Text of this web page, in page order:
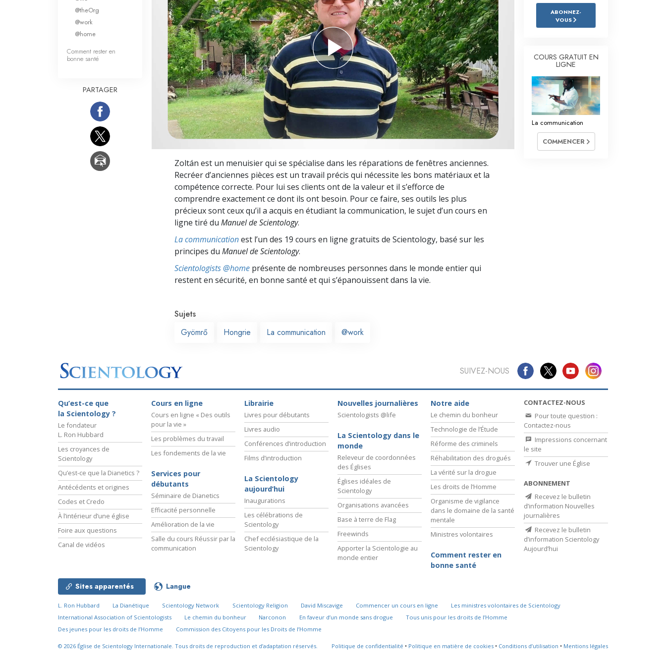
Qu’est-ce que la grandeur ? L’échelle des tons émotionnels
Réponses aux drogues
Les enfants
Des outils pour le monde du travail
L’éthique et les conditions
La raison de l’oppression
Les investigations
Les fondements de l’organisation
Zoltán est un menuisier qui se spécialise dans les réparations de fenêtres anciennes.
Recréer d’anciennes pièces est un travail précis qui nécessite les bons matériaux et la
compétence correcte. Pour lui ses clients ont de la valeur et il s’efforce de
comprendre exactement ce dont ils ont besoin. Pour ce faire, ses outils les plus
précieux sont ceux qu’il a acquis en étudiant la communication, le sujet d’un cours en
ligne tiré du Manuel de Scientology.
La communicationest l’un des 19 cours en ligne gratuits de Scientology, basé sur les
principes du Manuel de Scientology.
Scientologists @home présente de nombreuses personnes dans le monde entier qui
restent en sécurité, en bonne santé et qui s’épanouissent dans la vie.
Sujets
Gyömrő
Hongrie La communication @work
@theOrg
@work
@home
Comment rester en
bonne santé
PARTAGER
ABONNEZ-
VOUS
COURS GRATUIT EN
LIGNE
La communication
COMMENCER
SUIVEZ-NOUS
Qu’est-ce que
la Scientology ?
Le fondateur
L. Ron Hubbard
Les croyances de
Scientology
Qu’est-ce que la Dianetics ?
Antécédents et origines
Codes et Credo
À l’intérieur d’une église
Foire aux questions
Canal de vidéos
Cours en ligne
Cours en ligne « Des outils
pour la vie »
Les problèmes du travail
Les fondements de la vie
Services pour
débutants
Séminaire de Dianetics
Efficacité personnelle
Amélioration de la vie
Salle du cours Réussir par la
communication
Librairie
Livres pour débutants
Livres audio
Conférences d’introduction
Films d’introduction
La Scientology
aujourd’hui
Inaugurations
Les célébrations de
Scientology
Chef ecclésiastique de la
Scientology
Nouvelles journalières
Scientologists @life
La Scientology dans le
monde
Releveur de coordonnées
des Églises
Églises idéales de
Scientology
Organisations avancées
Base à terre de Flag
Freewinds
Apporter la Scientologie au
monde entier
Notre aide
Le chemin du bonheur
Technologie de l’Étude
Réforme des criminels
Réhabilitation des drogués
La vérité sur la drogue
Les droits de l’Homme
Organisme de vigilance
dans le domaine de la santé
mentale
Ministres volontaires
Comment rester en
bonne santé
CONTACTEZ-NOUS
Pour toute question :
Contactez-nous
Impressions concernant
le site
Trouver une Église
ABONNEMENT
Recevez le bulletin
d’information Nouvelles
journalières
Recevez le bulletin
d’information Scientology
Aujourd’hui
Sites apparentés Langue
L. Ron Hubbard La Dianétique Scientology Network Scientology Religion David Miscavige Commencer un cours en ligne
Les ministres volontaires de Scientology
International Association of Scientologists
Le chemin du bonheur Narconon En faveur d’un monde sans drogue
Tous unis pour les droits de l’Homme
Des jeunes pour les droits de l’Homme
Commission des Citoyens pour les Droits de l’Homme
© 2026 Église de Scientology Internationale. Tous droits de reproduction et d’adaptation réservés. Politique de confidentialité • Politique en matière de cookies • Conditions d’utilisation • Mentions légales